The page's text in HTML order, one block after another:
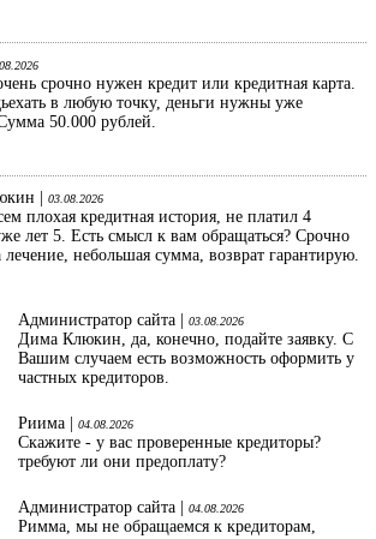
срочно нужен кредит или кредитная карта.
в любую точку, деньги нужны уже
50.000 рублей.
| 03.08.2026
плохая кредитная история, не платил 4
лет 5. Есть смысл к вам обращаться? Срочно
небольшая сумма, возврат гарантирую.
Администратор сайта |
03.08.2026
Дима Клюкин, да, конечно, подайте заявку. С
Вашим случаем есть возможность оформить у
частных кредиторов.
Риима | 04.08.2026
Скажите - у вас проверенные кредиторы?
требуют ли они предоплату?
Администратор сайта | 04.08.2026
Римма, мы не обращаемся к кредиторам,